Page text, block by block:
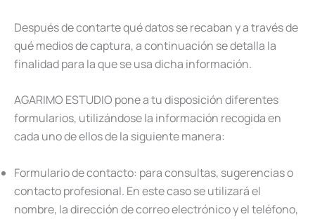
Después de contarte qué datos se recaban y a través de
qué medios de captura, a continuación se detalla la
finalidad para la que se usa dicha información.
AGARIMO ESTUDIO pone a tu disposición diferentes
formularios, utilizándose la información recogida en
cada uno de ellos de la siguiente manera:
Formulario de contacto: para consultas, sugerencias o
contacto profesional. En este caso se utilizará el
nombre, la dirección de correo electrónico y el teléfono,